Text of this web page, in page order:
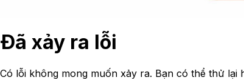
Đã xảy ra lỗi
Có lỗi không mong muốn xảy ra. Bạn có thể thử lại